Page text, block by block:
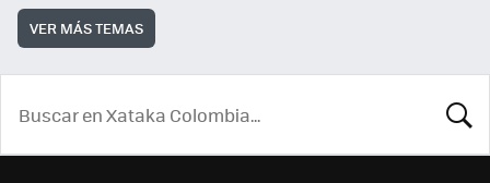
VER MÁS TEMAS